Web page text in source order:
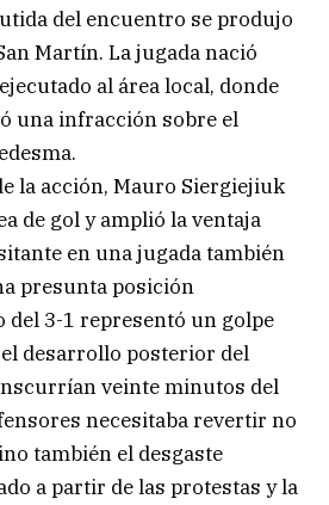
del encuentro se produjo
Martín. La jugada nació
al área local, donde
una infracción sobre el
la acción, Mauro Siergiejiuk
de gol y amplió la ventaja
en una jugada también
presunta posición
del 3-1 representó un golpe
desarrollo posterior del
veinte minutos del
necesitaba revertir no
también el desgaste
a partir de las protestas y la